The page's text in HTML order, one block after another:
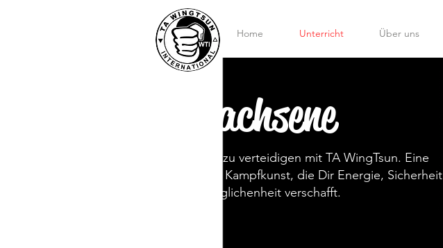
Home Unterricht Über uns
Erwachsene
Lerne Dich zu verteidigen mit TA WingTsun. Eine
spannende Kampfkunst, die Dir Energie, Sicherheit
und Ausgeglichenheit verschafft.